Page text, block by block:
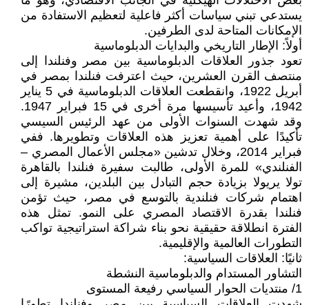
يستدعي تبني سياسات أكثر فاعلية لتعظيم الاستفادة من
الإمكانات المتاحة لدى الطرفين.
أولاً: الإطار التاريخي والبدايات الدبلوماسية
تعود جذور العلاقات الدبلوماسية بين مصر وفنلندا إلى
منتصف القرن العشرين، حيث اعترفت فنلندا بمصر في
أبريل 1922، وانقطعت العلاقات الدبلوماسية في 5 يناير
1942، وأعيد تأسيسها مرة أخرى في 15 فبراير 1947.
وقد شهدت السنوات الأولى من عهد الرئيس السيسي
تأكيدًا على أهمية تعزيز هذه العلاقات وتطويرها. ففي
فبراير 2014، وخلال تدشين «مجلس الأعمال المصري –
الفنلندي» للمرة الأولى، طالبت سفيرة فنلندا بالقاهرة
تولا يريولا بزيادة حجم التبادل بين البلدين، مشيرة إلى
اهتمام شركات فنلندية بالتوسع في مصر، حيث تؤمن
فنلندا بقدرة الاقتصاد المصري على النمو. تمثل هذه
الفترة انطلاقة حقيقية نحو بناء شراكة استراتيجية تواكب
التطورات العالمية والإقليمية.
ثانيًا: العلاقات السياسية:
التشاور المستدام والدبلوماسية النشطة
1/ منتديات الحوار السياسي رفيعة المستوى